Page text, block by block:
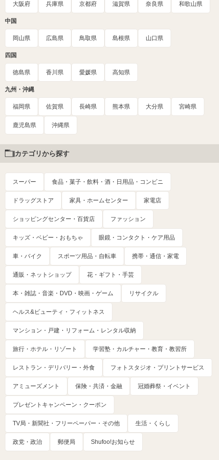
大阪府 兵庫県 京都府 滋賀県 奈良県 和歌山県
中国
岡山県 広島県 鳥取県 島根県 山口県
四国
徳島県 香川県 愛媛県 高知県
九州・沖縄
福岡県 佐賀県 長崎県 熊本県 大分県 宮崎県
鹿児島県 沖縄県
カテゴリから探す
スーパー 食品・菓子・飲料・酒・日用品・コンビニ
ドラッグストア 家具・ホームセンター 家電店
ショッピングセンター・百貨店 ファッション
キッズ・ベビー・おもちゃ 眼鏡・コンタクト・ケア用品
車・バイク スポーツ用品・自転車 携帯・通信・家電
通販・ネットショップ 花・ギフト・手芸
本・雑誌・音楽・DVD・映画・ゲーム リサイクル
ヘルス&ビューティ・フィットネス
マンション・戸建・リフォーム・レンタル収納
旅行・ホテル・リゾート 学習塾・カルチャー・教育・教習所
レストラン・デリバリー・外食 フォトスタジオ・プリントサービス
アミューズメント 保険・共済・金融 冠婚葬祭・イベント
プレゼントキャンペーン・クーポン
TV局・新聞社・フリーペーパー・その他 生活・くらし
政党・政治 郵便局 Shufoo!お知らせ